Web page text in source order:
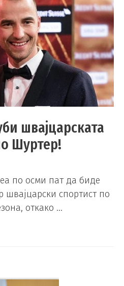
швајцарската
Шуртер!
по осми пат да биде
швајцарски спортист по
откако …